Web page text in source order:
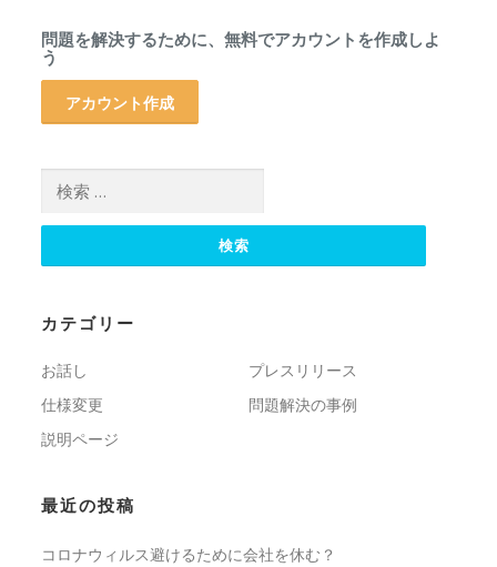
問題を解決するために、無料でアカウントを作成しよ
う
アカウント作成
カテゴリー
お話し
プレスリリース
仕様変更
問題解決の事例
説明ページ
最近の投稿
コロナウィルス避けるために会社を休む？